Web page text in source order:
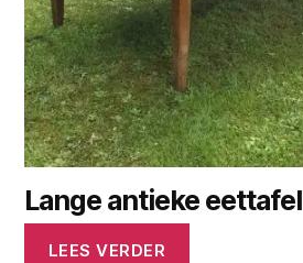
Lange antieke eettafel
LEES VERDER